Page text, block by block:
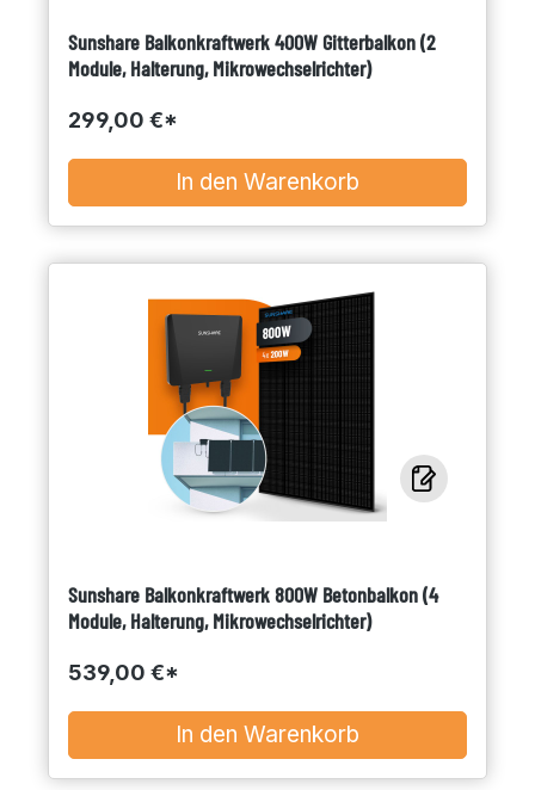
Sunshare Balkonkraftwerk 400W Gitterbalkon (2
Module, Halterung, Mikrowechselrichter)
299,00 €*
In den Warenkorb
Sunshare Balkonkraftwerk 800W Betonbalkon (4
Module, Halterung, Mikrowechselrichter)
539,00 €*
In den Warenkorb